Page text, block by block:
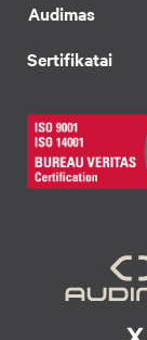
Audimas
Sertifikatai